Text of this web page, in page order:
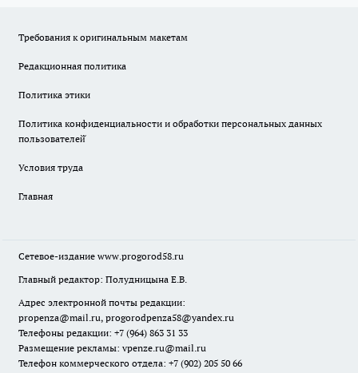
Требования к оригинальным макетам
Редакционная политика
Политика этики
Политика конфиденциальности и обработки персональных данных
пользователей̆
Условия труда
Главная
Сетевое-издание www.progorod58.ru
Главный редактор: Полудницына Е.В.
Адрес электронной почты редакции:
propenza@mail.ru, progorodpenza58@yandex.ru
Телефоны редакции: +7 (964) 863 31 33
Размещение рекламы: vpenze.ru@mail.ru
Телефон коммерческого отдела: +7 (902) 205 50 66